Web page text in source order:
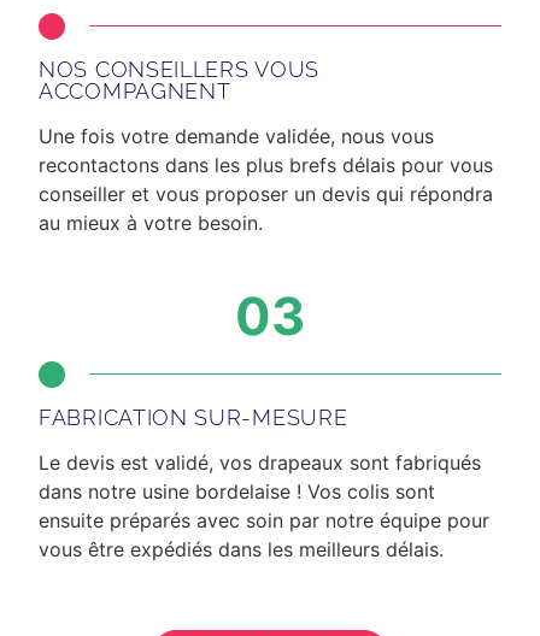
NOS CONSEILLERS VOUS
ACCOMPAGNENT
Une fois votre demande validée, nous vous
recontactons dans les plus brefs délais pour vous
conseiller et vous proposer un devis qui répondra
au mieux à votre besoin.
03
FABRICATION SUR-MESURE
Le devis est validé, vos drapeaux sont fabriqués
dans notre usine bordelaise ! Vos colis sont
ensuite préparés avec soin par notre équipe pour
vous être expédiés dans les meilleurs délais.